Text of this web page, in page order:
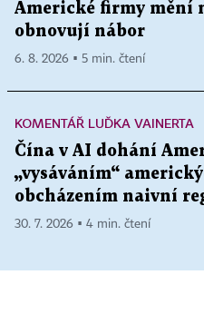
Americké firmy mění
obnovují nábor
6. 8. 2026 ▪ 5 min. čtení
KOMENTÁŘ LUĎKA VAINERTA
Čína v AI dohání
„vysáváním“
obcházením naivní
30. 7. 2026 ▪ 4 min. čtení